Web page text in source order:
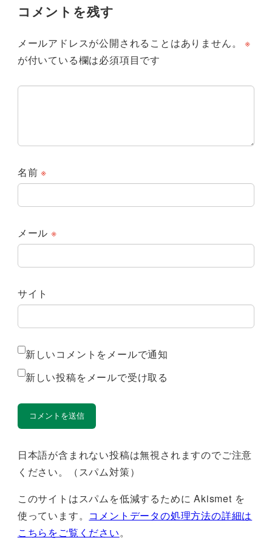
コメントを残す
メールアドレスが公開されることはありません。
※
が付いている欄は必須項目です
名前※
メール ※
サイト
新しいコメントをメールで通知
新しい投稿をメールで受け取る
日本語が含まれない投稿は無視されますのでご注意
ください。（スパム対策）
このサイトはスパムを低減するために Akismet を
使っています。 コメントデータの処理方法の詳細は
こちらをご覧ください。